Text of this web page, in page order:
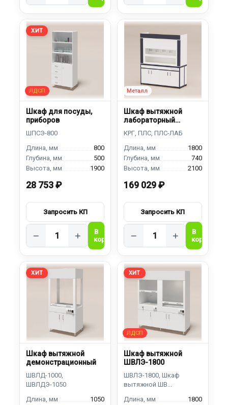
ХИТ
Шкаф для посуды,
приборов
800
500
1900
28 753 ₽
− +
Шкаф вытяжной
лабораторный
1800
740
2100
169 029 ₽
− +
ХИТ
Шкаф вытяжной
демонстрационный
1050
ХИТ
Шкаф вытяжной
ШВЛЭ-1800
1800